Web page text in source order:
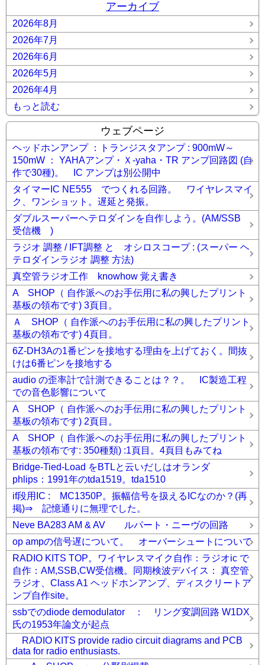
アーカイブ
2026年8月
2026年7月
2026年6月
2026年5月
2026年4月
もっと読む
ウェブページ
ヘッドホンアンプ ：トランジスタアンプ : 900mW～
150mW ： YAHAアンプ・Ｘ-yaha・TR アンプ回路図 (自
作で30種)。 IC アンプは別公開中
タイマーIC NE555 でつくれる回路。 ワイヤレスマイ
ク、ワンショット。遅延と発振。
ダブルスーパーヘテロダインを自作しよう。(AM/SSB
受信機 )
ラジオ 調整 / IFT調整 と オシロスコープ : (スーパー ヘ
テロダインラジオ 調整 方法)
真空管ラジオ工作 knowhow 覚え書き
A SHOP（ 自作派へのお手伝用に私の興したプリント
基板の領布です) 3頁目。
Ａ SHOP（ 自作派へのお手伝用に私の興したプリント
基板の領布です) 4頁目。
6Z-DH3Aの1番ピンを接地する理由を上げておく。間抜
けは6番ピンを接地する
audio の歪率計で計測できることは？？。 IC製造工程
での音色影響について
A SHOP（ 自作派へのお手伝用に私の興したプリント
基板の領布です) 2頁目。
A SHOP（ 自作派へのお手伝用に私の興したプリント
基板の領布です: 350種類) :1頁目。4頁目もみてね
Bridge-Tied-Load をBTLと云いだしはオランダ
phlips：1991年のtda1519。tda1510
if段用IC : MC1350P。振幅信号を扱えるICなのか？(再
掲)⇒ 記憶通りに無理でした。
Neve BA283 AM & AV ルパート・ニーヴの回路
op ampの信号遅について。 オーバーシュートについて
RADIO KITS TOP。ワイヤレスマイク自作：ラジオic で
自作：AM,SSB,CW受信機。同期検波デバイス： 真空管
ラジオ、Class A1 ヘッドホンアンプ、ディスクリートア
ンプ自作site。
ssbでのdiode demodulator ： リング変調回路 W1DX
氏の1953年論文が起点
RADIO KITS provide radio circuit diagrams and PCB
data for radio enthusiasts.